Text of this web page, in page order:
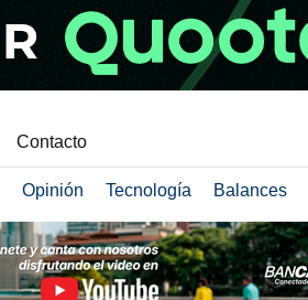
Contacto
Opinión Tecnología Balances